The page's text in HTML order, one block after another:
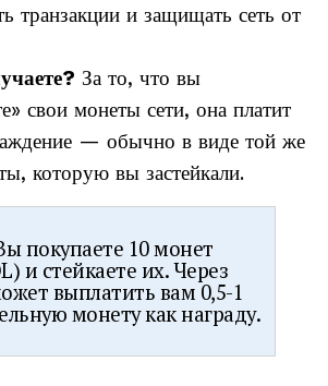
транзакции и защищать сеть от
За то, что вы
свои монеты сети, она платит
— обычно в виде той же
которую вы застейкали.
покупаете 10 монет
и стейкаете их. Через
выплатить вам 0,5-1
монету как награду.